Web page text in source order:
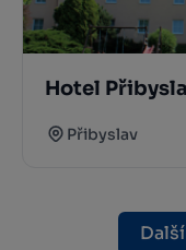
Hotel
Přibyslav